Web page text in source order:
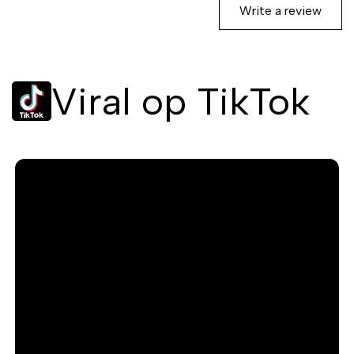
Write a review
Viral op TikTok